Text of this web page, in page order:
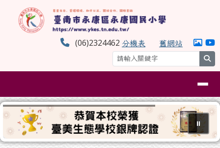
跳至主內容區
臺南市永康區永康國民小學
(06)2324462 分機表 舊網站
⏸